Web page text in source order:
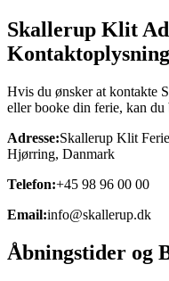
Skallerup Klit
Hvis du ønsker at kontakte
eller booke din ferie, kan
Adresse:Skallerup Klit
Hjørring, Danmark
Telefon:+45 98 96 00 00
Email:info@skallerup.dk
Åbningstider og